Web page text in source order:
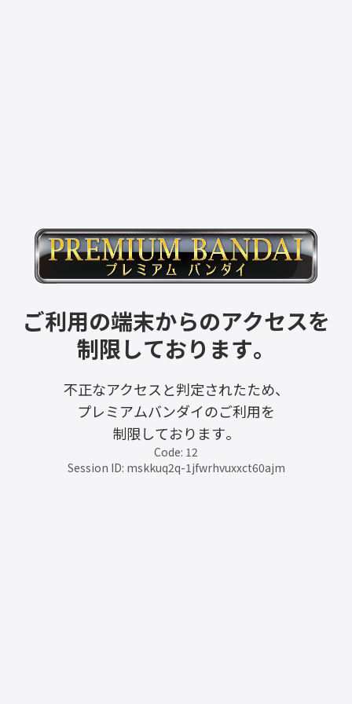
ご利用の端末からのアクセスを
制限しております。
不正なアクセスと判定されたため、
プレミアムバンダイのご利用を
制限しております。
Code: 12
Session ID: mskkuq2q-1jfwrhvuxxct60ajm